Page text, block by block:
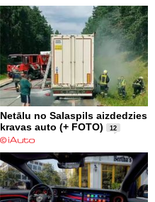
Netālu no Salaspils aizdedzies
kravas auto (+ FOTO)
12